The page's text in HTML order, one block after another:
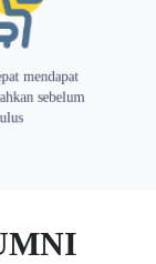
mendapat
sebelum